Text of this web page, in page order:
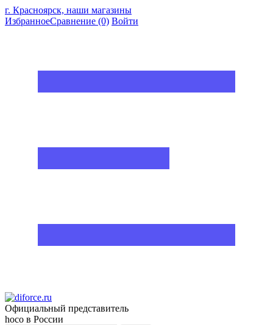
г. Красноярск, наши магазины
ИзбранноеСравнение (0) Войти
Официальный представитель
hoco в России